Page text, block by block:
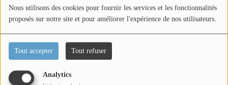
Nous utilisons des cookies pour fournir les services et les fonctionnalités
proposés sur notre site et pour améliorer l'expérience de nos utilisateurs.
Tout accepter Tout refuser
Analytics
Se connecter
[JEU CONCOURS FACEBOOK - CANNES LERINS TV ET
RADIO]
Du 15/06/2026 au 18/06/2026, tentez de gagner 2 places